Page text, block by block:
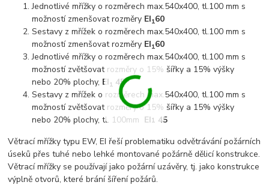
Jednotlivé mřížky o rozměrech max.540x400, tl.100 mm s
možností zmenšovat rozměry EI160
Sestavy z mřížek o rozměrech max.540x400, tl.100 mm s
možností zmenšovat rozměry EI160
Jednotlivé mřížky o rozměrech max.540x400, tl.100 mm s
možností zvětšovat rozměry o 15% šířky a 15% výšky
nebo 20% plochy, EI1 45
Sestavy z mřížek o rozměrech max.540x400, tl.100 mm s
možností zvětšovat rozměry o 15% šířky a 15% výšky
nebo 20% plochy, tl. 100mm EI1 45
Větrací mřížky typu EW, EI řeší problematiku odvětrávání požárních
úseků přes tuhé nebo lehké montované požárně dělicí konstrukce.
Větrací mřížky se používají jako požární uzávěry, tj. jako konstrukce
výplně otvorů, které brání šíření požárů.